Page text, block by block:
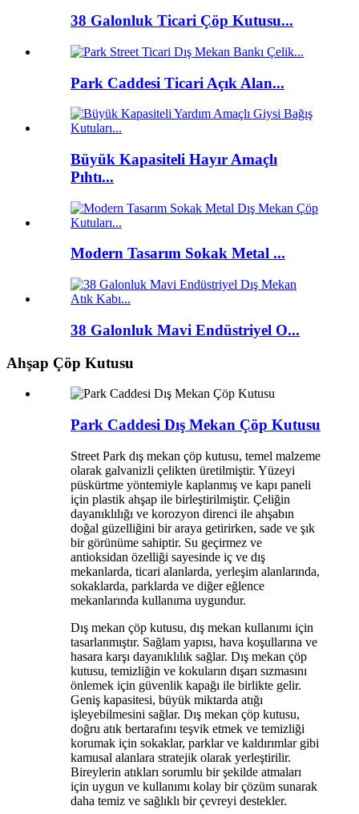
38 Galonluk Ticari Çöp Kutusu...
Park Caddesi Ticari Açık Alan...
Büyük Kapasiteli Hayır Amaçlı
Pıhtı...
Modern Tasarım Sokak Metal ...
38 Galonluk Mavi Endüstriyel O...
Ahşap Çöp Kutusu
Park Caddesi Dış Mekan Çöp Kutusu
Street Park dış mekan çöp kutusu, temel malzeme
olarak galvanizli çelikten üretilmiştir. Yüzeyi
püskürtme yöntemiyle kaplanmış ve kapı paneli
için plastik ahşap ile birleştirilmiştir. Çeliğin
dayanıklılığı ve korozyon direnci ile ahşabın
doğal güzelliğini bir araya getirirken, sade ve şık
bir görünüme sahiptir. Su geçirmez ve
antioksidan özelliği sayesinde iç ve dış
mekanlarda, ticari alanlarda, yerleşim alanlarında,
sokaklarda, parklarda ve diğer eğlence
mekanlarında kullanıma uygundur.
Dış mekan çöp kutusu, dış mekan kullanımı için
tasarlanmıştır. Sağlam yapısı, hava koşullarına ve
hasara karşı dayanıklılık sağlar. Dış mekan çöp
kutusu, temizliğin ve kokuların dışarı sızmasını
önlemek için güvenlik kapağı ile birlikte gelir.
Geniş kapasitesi, büyük miktarda atığı
işleyebilmesini sağlar. Dış mekan çöp kutusu,
doğru atık bertarafını teşvik etmek ve temizliği
korumak için sokaklar, parklar ve kaldırımlar gibi
kamusal alanlara stratejik olarak yerleştirilir.
Bireylerin atıkları sorumlu bir şekilde atmaları
için uygun ve kullanımı kolay bir çözüm sunarak
daha temiz ve sağlıklı bir çevreyi destekler.